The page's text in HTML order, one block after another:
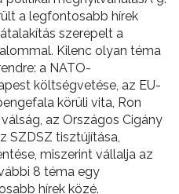
a legfontosabb hírek
szerepelt a
Kilenc olyan téma
a NATO-
költségvetése, az EU-
körüli vita, Ron
az Országos Cigány
SZDSZ tisztújítása,
miszerint vállalja az
8 téma egy
hírek közé.